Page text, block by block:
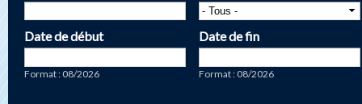
Date de début
Format : 08/2026
Date de fin
Format : 08/2026